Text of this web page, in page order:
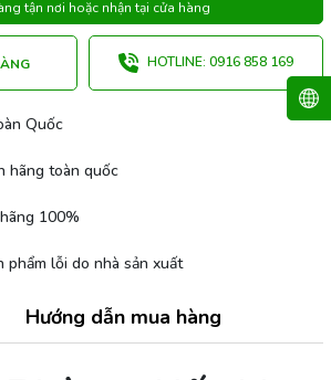
tận nơi hoặc nhận tại cửa hàng
HOTLINE: 0916 858 169
Quốc
hãng toàn quốc
100%
phẩm lỗi do nhà sản xuất
Hướng dẫn mua hàng